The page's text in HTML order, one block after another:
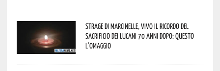
Strage di Marcinelle, vivo il ricordo del
sacrificio dei lucani 70 anni dopo: questo
l’omaggio